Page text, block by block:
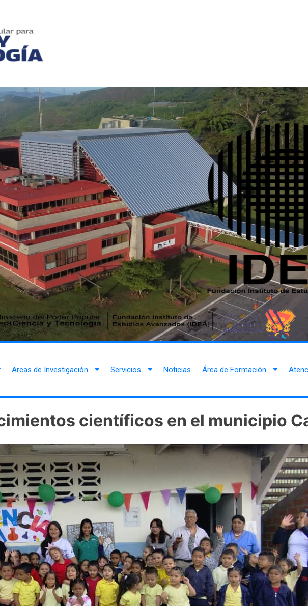
Areas de Investigación Servicios Noticias Área de Formación
científicos en el municipio